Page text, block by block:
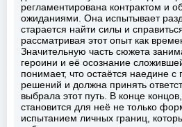
регламентирована контрактом и
ожиданиями. Она испытывает
старается найти силы и
рассматривая этот опыт как
Значительную часть сюжета
героини и её осознание
понимает, что остаётся наедине с
решений и должна принять
выбрала этот путь. В конце
становится для неё не только
испытанием личных границ,